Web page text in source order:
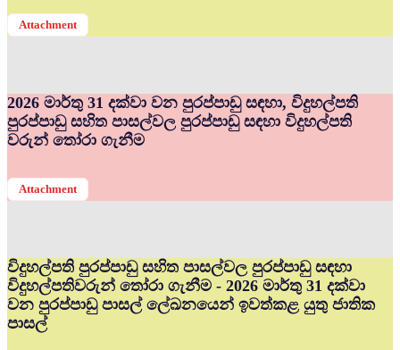
Attachment
2026 මාර්තු 31 දක්වා වන පුරප්පාඩු සඳහා, විදුහල්පති
පුරප්පාඩු සහිත පාසල්වල පුරප්පාඩු සඳහා විදුහල්පති
වරුන් තෝරා ගැනීම
Attachment
විදුහල්පති පුරප්පාඩු සහිත පාසල්වල පුරප්පාඩු සඳහා
විදුහල්පතිවරුන් තෝරා ගැනීම - 2026 මාර්තු 31 දක්වා
වන පුරප්පාඩු පාසල් ලේඛනයෙන් ඉවත්කළ යුතු ජාතික
පාසල්